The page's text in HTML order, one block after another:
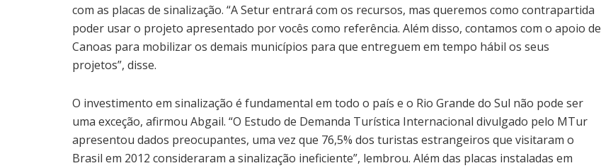
com as placas de sinalização. “A Setur entrará com os recursos, mas queremos como contrapartida
poder usar o projeto apresentado por vocês como referência. Além disso, contamos com o apoio de
Canoas para mobilizar os demais municípios para que entreguem em tempo hábil os seus
projetos”, disse.
O investimento em sinalização é fundamental em todo o país e o Rio Grande do Sul não pode ser
uma exceção, afirmou Abgail. “O Estudo de Demanda Turística Internacional divulgado pelo MTur
apresentou dados preocupantes, uma vez que 76,5% dos turistas estrangeiros que visitaram o
Brasil em 2012 consideraram a sinalização ineficiente”, lembrou. Além das placas instaladas em